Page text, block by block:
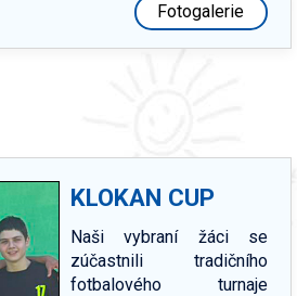
Fotogalerie
KLOKAN CUP
Naši vybraní žáci se
zúčastnili tradičního
fotbalového turnaje